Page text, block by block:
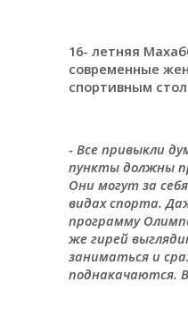
16- летняя
современные
спортивным
- Все привыкли
пункты должны
Они могут за
видах спорта.
программу
же гирей
заниматься и
поднакачаются.